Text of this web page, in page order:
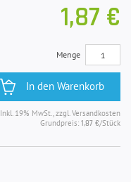
1,87 €
Menge
In den Warenkorb
Inkl. 19% MwSt., zzgl. Versandkosten
Grundpreis: 1,87 €/Stück